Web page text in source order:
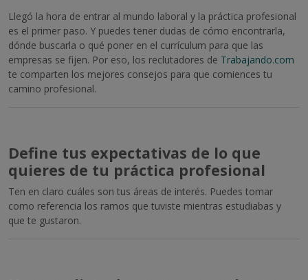
Llegó la hora de entrar al mundo laboral y la práctica profesional
es el primer paso. Y puedes tener dudas de cómo encontrarla,
dónde buscarla o qué poner en el currículum para que las
empresas se fijen. Por eso, los reclutadores de Trabajando.com
te comparten los mejores consejos para que comiences tu
camino profesional.
Define tus expectativas de lo que
quieres de tu práctica profesional
Ten en claro cuáles son tus áreas de interés. Puedes tomar
como referencia los ramos que tuviste mientras estudiabas y
que te gustaron.